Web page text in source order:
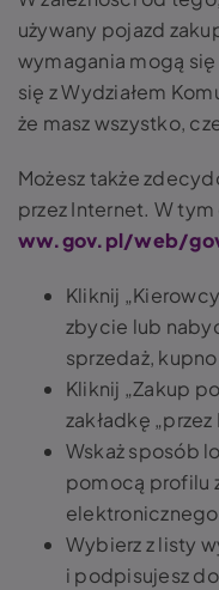
używany pojazd
wymagania mogą
się z Wydziałem
że masz wszystko,
Możesz także
przez Internet. W
ww.gov.pl/web/
Kliknij
zbycie lub
sprzedaż,
Kliknij „Zakup
zakładkę
Wskaż sposób
pomocą profilu
Wybierz z listy
i podpisujesz